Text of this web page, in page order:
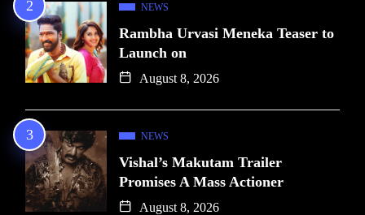
NEWS
Rambha Urvasi Meneka Teaser to
Launch on
August 8, 2026
NEWS
Vishal’s Makutam Trailer
Promises A Mass Actioner
August 8, 2026